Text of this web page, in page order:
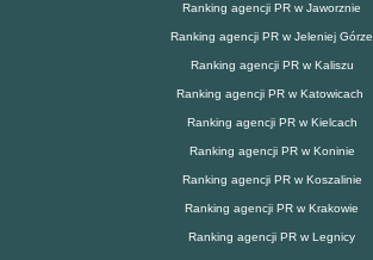
Ranking agencji PR w Jaworznie
Ranking agencji PR w Jeleniej Górze
Ranking agencji PR w Kaliszu
Ranking agencji PR w Katowicach
Ranking agencji PR w Kielcach
Ranking agencji PR w Koninie
Ranking agencji PR w Koszalinie
Ranking agencji PR w Krakowie
Ranking agencji PR w Legnicy